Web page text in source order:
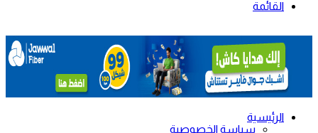
القائمة
الرئيسية
سياسة الخصوصية